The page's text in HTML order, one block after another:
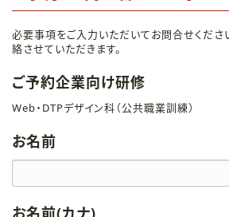
必要事項をご入力いただいてお問合せくださ
絡させていただきます。
ご予約企業向け研修
Web・DTPデザイン科（公共職業訓練）
お名前
お名前(カナ)